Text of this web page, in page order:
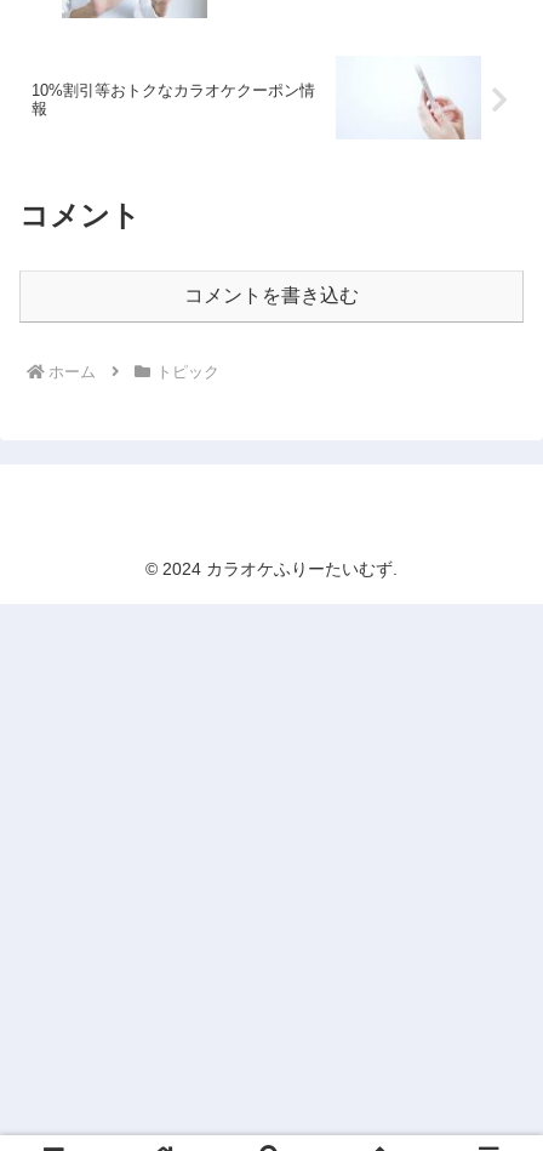
10%割引等おトクなカラオケクーポン情
報
コメント
コメントを書き込む
ホーム トピック
© 2024 カラオケふりーたいむず.